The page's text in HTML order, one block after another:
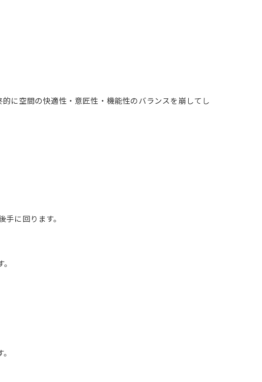
に空間の快適性・意匠性・機能性のバランスを崩してし
に回ります。